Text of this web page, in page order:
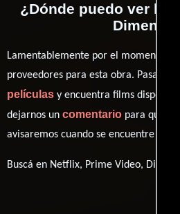
¿Dónde puedo ver la
Lamentablemente por el momento no
proveedores para esta obra. Pasa por
películas y encuentra films
dejarnos un comentario para que le
avisaremos cuando se encuentre
Buscá en Netflix, Prime Video, Disney+